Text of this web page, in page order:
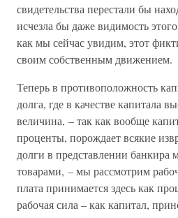
свидетельства перестали бы
исчезла бы даже видимость
как мы сейчас увидим, этот
своим собственным движением.
Теперь в противоположность
долга, где в качестве капитала
величина, – так как вообще
проценты, порождает всякие
долги в представлении банкира
товарами, – мы рассмотрим
плата принимается здесь как
рабочая сила – как капитал,